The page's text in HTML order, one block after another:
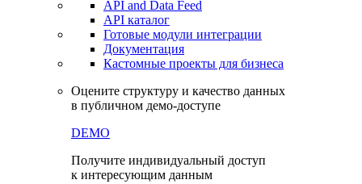
API and Data Feed
API каталог
Готовые модули интеграции
Документация
Кастомные проекты для бизнеса
Оцените структуру и качество данных
в публичном демо-доступе
DEMO
Получите индивидуальный доступ
к интересующим данным